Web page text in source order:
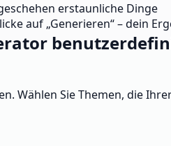
erstaunliche Dinge
auf „Generieren“ – dein
Wählen Sie Themen, die